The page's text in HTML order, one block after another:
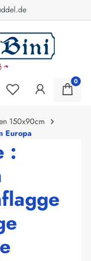
0
150x90cm
Europa
: